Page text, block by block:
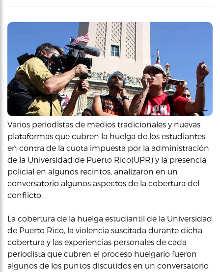
Varios periodistas de medios tradicionales y nuevas
plataformas que cubren la huelga de los estudiantes
en contra de la cuota impuesta por la administración
de la Universidad de Puerto Rico(UPR) y la presencia
policial en algunos recintos, analizaron en un
conversatorio algunos aspectos de la cobertura del
conflicto.
La cobertura de la huelga estudiantil de la Universidad
de Puerto Rico, la violencia suscitada durante dicha
cobertura y las experiencias personales de cada
periodista que cubren el proceso huelgario fueron
algunos de los puntos discutidos en un conversatorio